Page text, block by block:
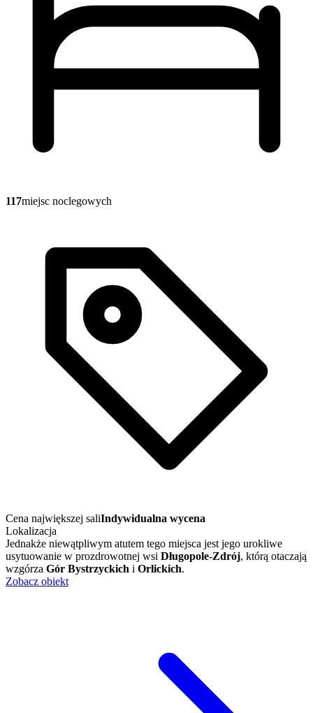
117miejsc noclegowych
Cena największej saliIndywidualna wycena
Lokalizacja
Jednakże niewątpliwym atutem tego miejsca jest jego urokliwe
usytuowanie w prozdrowotnej wsi Długopole-Zdrój, którą otaczają
wzgórza Gór Bystrzyckich i Orlickich.
Zobacz obiekt